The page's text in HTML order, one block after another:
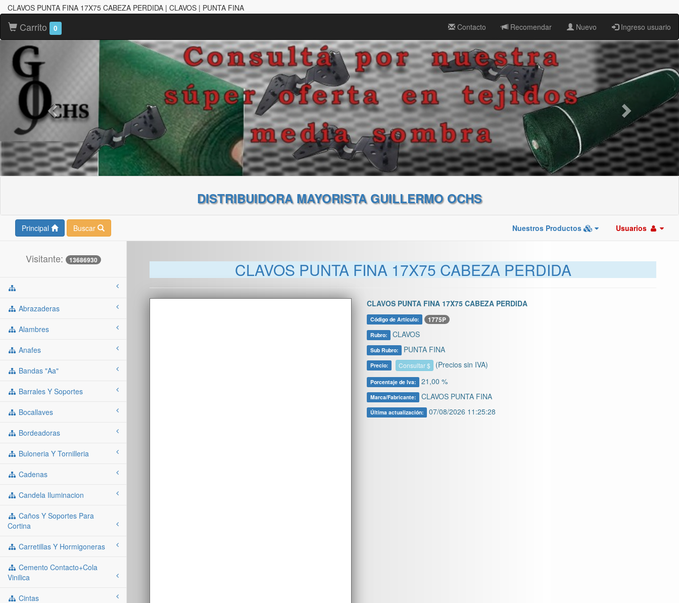
CLAVOS PUNTA FINA 17X75 CABEZA PERDIDA | CLAVOS | PUNTA FINA
Carrito 0 Contacto Recomendar Nuevo Ingreso usuario
DISTRIBUIDORA MAYORISTA GUILLERMO OCHS
Principal Buscar Nuestros Productos Usuarios
Visitante: 13686930
Abrazaderas
Alambres
Anafes
Bandas "aa"
Barrales Y Soportes
Bocallaves
Bordeadoras
Buloneria Y Tornilleria
Cadenas
Candela Iluminacion
Caños Y Soportes Para
Cortina
Carretillas Y Hormigoneras
Cemento Contacto+cola
Vinilica
Cintas
CLAVOS PUNTA FINA 17X75 CABEZA PERDIDA
CLAVOS PUNTA FINA 17X75 CABEZA PERDIDA
Código de Artículo: 1775P
Rubro: CLAVOS
Sub Rubro: PUNTA FINA
Precio: Consultar $ (Precios sin IVA)
Porcentaje de Iva: 21,00 %
Marca/Fabricante: CLAVOS PUNTA FINA
Última actualización: 07/08/2026 11:25:28